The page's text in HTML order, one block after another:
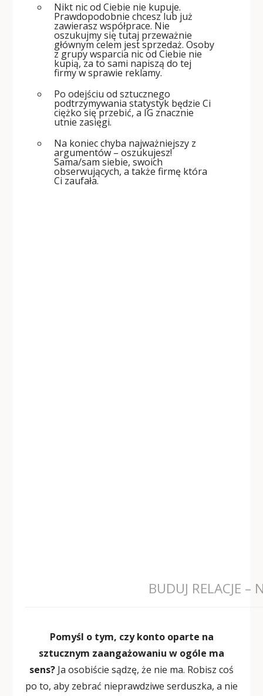
Nikt nic od Ciebie nie kupuje.
Prawdopodobnie chcesz lub już
zawierasz współprace. Nie
oszukujmy się tutaj przeważnie
głównym celem jest sprzedaż. Osoby
z grupy wsparcia nic od Ciebie nie
kupią, za to sami napiszą do tej
firmy w sprawie reklamy.
Po odejściu od sztucznego
podtrzymywania statystyk będzie Ci
ciężko się przebić, a IG znacznie
utnie zasięgi.
Na koniec chyba najważniejszy z
argumentów – oszukujesz!
Sama/sam siebie, swoich
obserwujących, a także firmę która
Ci zaufała.
BUDUJ RELACJE –
Pomyśl o tym, czy konto oparte na
sztucznym zaangażowaniu w ogóle ma
sens? Ja osobiście sądzę, że nie ma. Robisz coś
po to, aby zebrać nieprawdziwe serduszka, a nie